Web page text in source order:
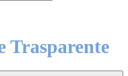
Trasparente